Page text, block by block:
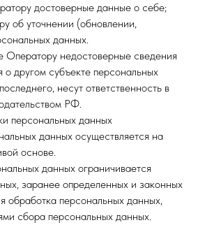
достоверные данные о себе;
об уточнении (обновлении,
данных.
Оператору недостоверные сведения
о другом субъекте персональных
несут ответственность в
РФ.
персональных данных
данных осуществляется на
основе.
данных ограничивается
заранее определенных и законных
обработка персональных данных,
сбора персональных данных.